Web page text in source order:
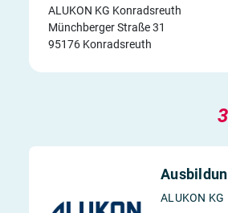
ALUKON KG Konradsreuth
Münchberger Straße 31
95176 Konradsreuth
ALUKON KG